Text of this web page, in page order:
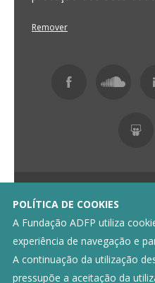
POLÍTICA DE COOKIES
A Fundação ADFP utiliza
experiência de navegação e
A continuação da utilização
pressupõe a aceitação da
Remover
Política de Privacidade